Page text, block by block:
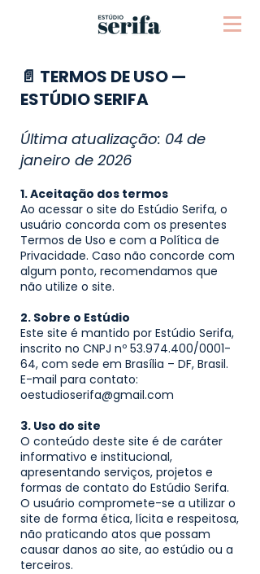
📄 TERMOS DE USO —
ESTÚDIO SERIFA
Última atualização: 04 de
janeiro de 2026
1. Aceitação dos termos
Ao acessar o site do Estúdio Serifa, o
usuário concorda com os presentes
Termos de Uso e com a Política de
Privacidade. Caso não concorde com
algum ponto, recomendamos que
não utilize o site.
2. Sobre o Estúdio
Este site é mantido por Estúdio Serifa,
inscrito no CNPJ nº 53.974.400/0001-
64, com sede em Brasília – DF, Brasil.
E-mail para contato:
oestudioserifa@gmail.com
3. Uso do site
O conteúdo deste site é de caráter
informativo e institucional,
apresentando serviços, projetos e
formas de contato do Estúdio Serifa.
O usuário compromete-se a utilizar o
site de forma ética, lícita e respeitosa,
não praticando atos que possam
causar danos ao site, ao estúdio ou a
terceiros.